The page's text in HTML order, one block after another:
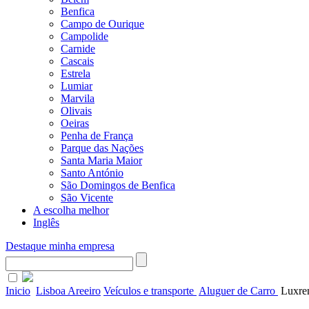
Benfica
Campo de Ourique
Campolide
Carnide
Cascais
Estrela
Lumiar
Marvila
Olivais
Oeiras
Penha de França
Parque das Nações
Santa Maria Maior
Santo António
São Domingos de Benfica
São Vicente
A escolha melhor
Inglês
Destaque minha empresa
Inicio Lisboa Areeiro Veículos e transporte Aluguer de Carro